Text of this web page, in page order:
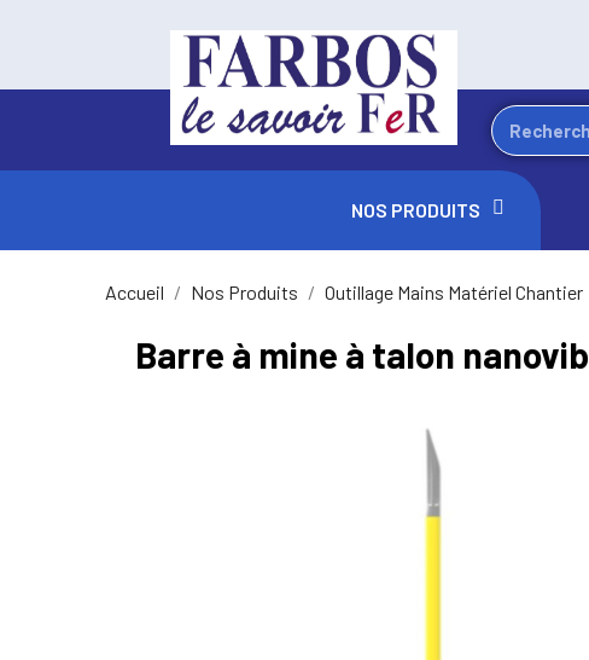
NOS PRODUITS
Accueil Nos Produits Outillage Mains Matériel Chantier
Barre à mine à talon nanovib